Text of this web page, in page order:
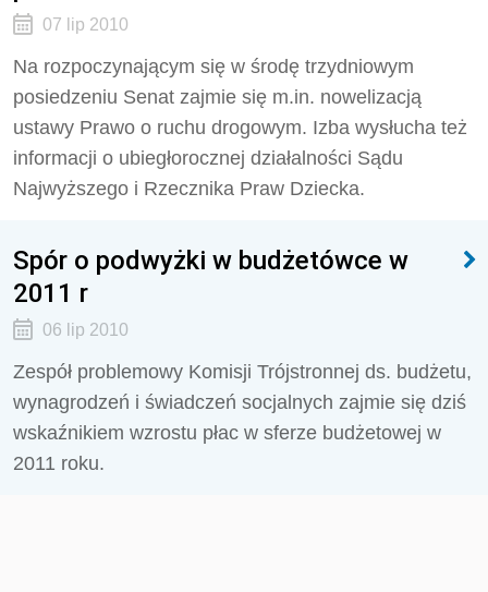
07 lip 2010
Na rozpoczynającym się w środę trzydniowym
posiedzeniu Senat zajmie się m.in. nowelizacją
ustawy Prawo o ruchu drogowym. Izba wysłucha też
informacji o ubiegłorocznej działalności Sądu
Najwyższego i Rzecznika Praw Dziecka.
Spór o podwyżki w budżetówce w
2011 r
06 lip 2010
Zespół problemowy Komisji Trójstronnej ds. budżetu,
wynagrodzeń i świadczeń socjalnych zajmie się dziś
wskaźnikiem wzrostu płac w sferze budżetowej w
2011 roku.